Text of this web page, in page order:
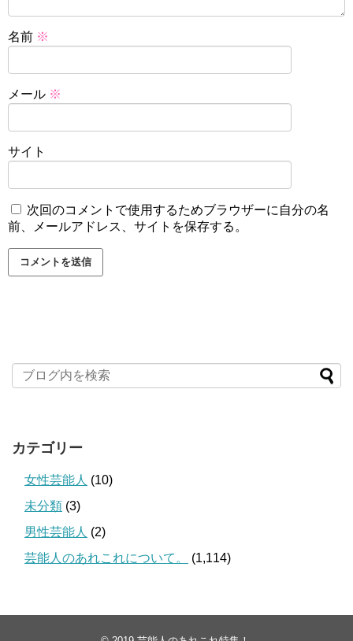
名前 ※
メール ※
サイト
次回のコメントで使用するためブラウザーに自分の名
前、メールアドレス、サイトを保存する。
カテゴリー
女性芸能人 (10)
未分類 (3)
男性芸能人 (2)
芸能人のあれこれについて。
(1,114)